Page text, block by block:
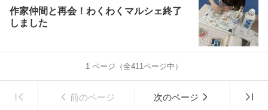
作家仲間と再会！わくわくマルシェ終了
しました
1 ページ（全411ページ中）
前のページ 次のページ